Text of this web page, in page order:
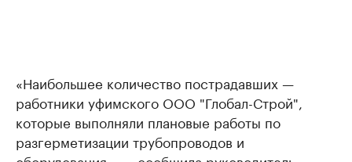
«Наибольшее количество пострадавших —
работники уфимского ООО "Глобал-Строй",
которые выполняли плановые работы по
разгерметизации трубопроводов и